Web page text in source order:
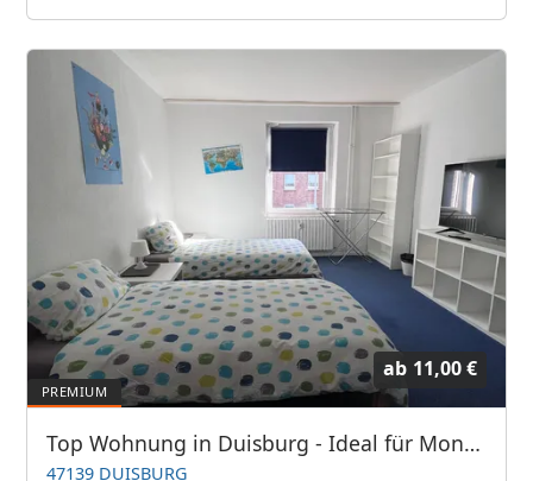
ab 11,00 €
Top Wohnung in Duisburg - Ideal für Monteure
47139 DUISBURG